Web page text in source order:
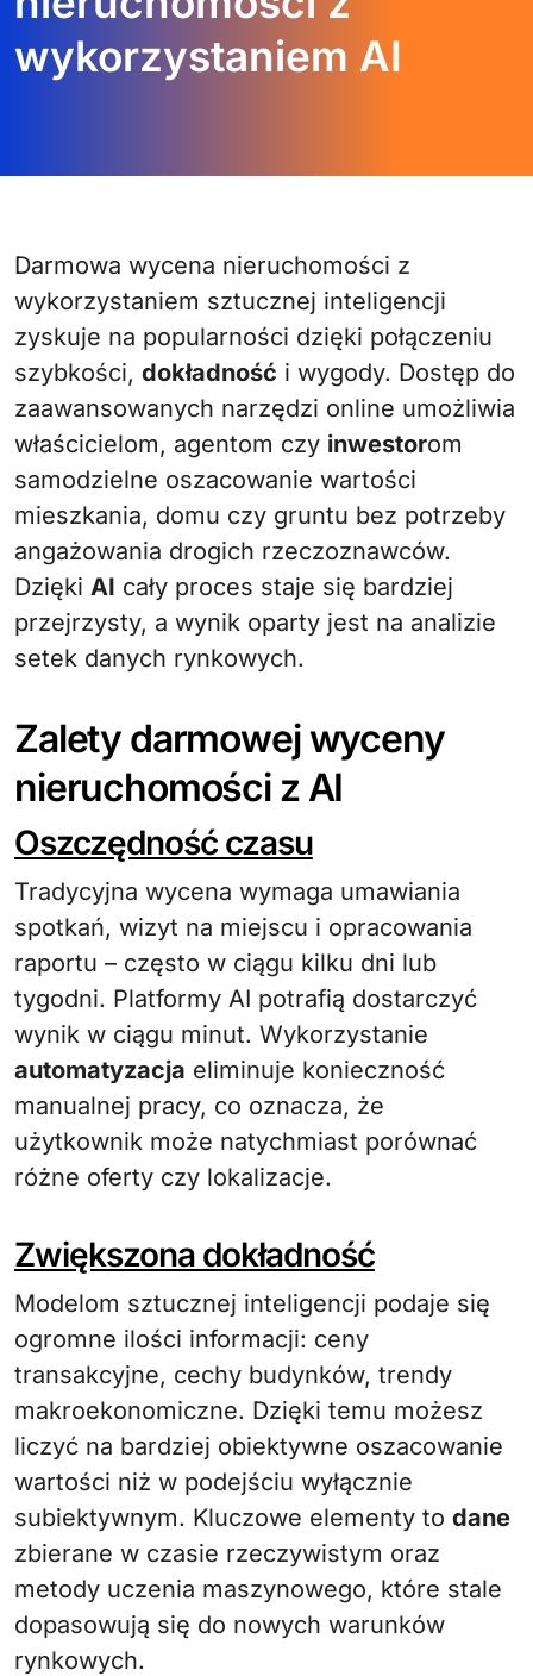
wykorzystaniem AI
Darmowa wycena nieruchomości z
wykorzystaniem sztucznej inteligencji
zyskuje na popularności dzięki połączeniu
szybkości, dokładność i wygody. Dostęp do
zaawansowanych narzędzi online umożliwia
właścicielom, agentom czy inwestorom
samodzielne oszacowanie wartości
mieszkania, domu czy gruntu bez potrzeby
angażowania drogich rzeczoznawców.
Dzięki AI cały proces staje się bardziej
przejrzysty, a wynik oparty jest na analizie
setek danych rynkowych.
Zalety darmowej wyceny
nieruchomości z AI
Oszczędność czasu
Tradycyjna wycena wymaga umawiania
spotkań, wizyt na miejscu i opracowania
raportu – często w ciągu kilku dni lub
tygodni. Platformy AI potrafią dostarczyć
wynik w ciągu minut. Wykorzystanie
automatyzacja eliminuje konieczność
manualnej pracy, co oznacza, że
użytkownik może natychmiast porównać
różne oferty czy lokalizacje.
Zwiększona dokładność
Modelom sztucznej inteligencji podaje się
ogromne ilości informacji: ceny
transakcyjne, cechy budynków, trendy
makroekonomiczne. Dzięki temu możesz
liczyć na bardziej obiektywne oszacowanie
wartości niż w podejściu wyłącznie
subiektywnym. Kluczowe elementy to dane
zbierane w czasie rzeczywistym oraz
metody uczenia maszynowego, które stale
dopasowują się do nowych warunków
rynkowych.